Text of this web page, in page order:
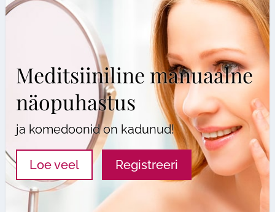
Meditsiiniline manuaalne
näopuhastus
ja komedoonid on kadunud!
Loe veel Registreeri